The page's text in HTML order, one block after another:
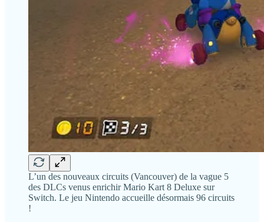
L’un des nouveaux circuits (Vancouver) de la vague 5
des DLCs venus enrichir Mario Kart 8 Deluxe sur
Switch. Le jeu Nintendo accueille désormais 96 circuits
!